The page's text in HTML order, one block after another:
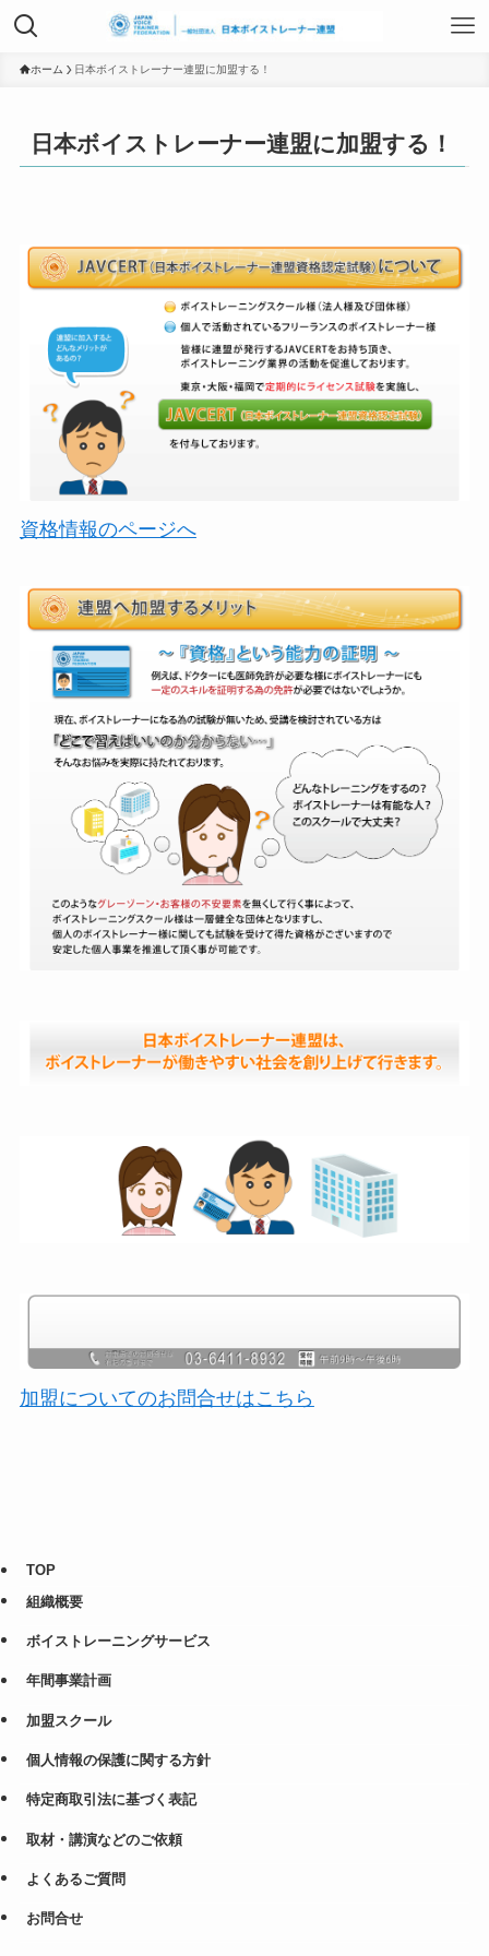
TOP
日本ボイストレーナー連盟資格認定につ
ボイストレーニングサービス
ボイストレーニング勉強会
組織概要
年間事業計画
よくあるご質問
取材・講演などのご依頼
お問合せ
ホーム 日本ボイストレーナー連盟に加盟する！
日本ボイストレーナー連盟に加盟する！
資格情報のページへ
加盟についてのお問合せはこちら
TOP
組織概要
ボイストレーニングサービス
年間事業計画
加盟スクール
個人情報の保護に関する方針
特定商取引法に基づく表記
取材・講演などのご依頼
よくあるご質問
お問合せ